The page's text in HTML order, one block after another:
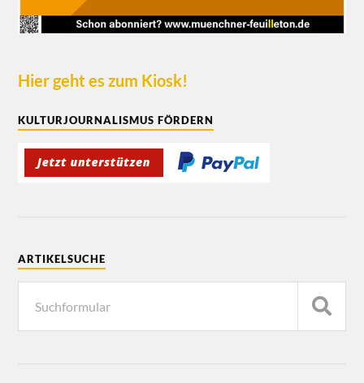
Hier geht es zum Kiosk!
KULTURJOURNALISMUS FÖRDERN
ARTIKELSUCHE